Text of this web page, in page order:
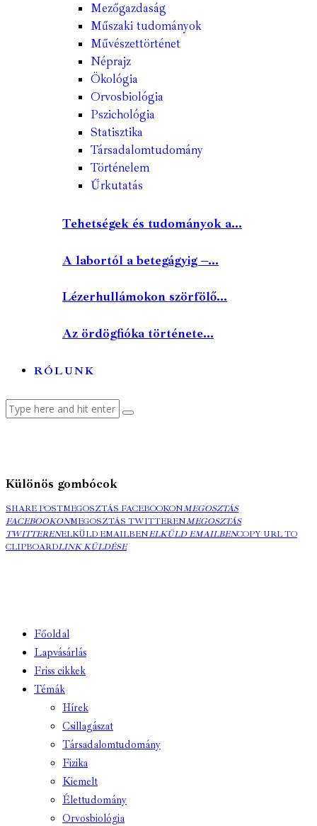
Mezőgazdaság
Műszaki tudományok
Művészettörténet
Néprajz
Ökológia
Orvosbiológia
Pszichológia
Statisztika
Társadalomtudomány
Történelem
Űrkutatás
Tehetségek és tudományok a...
A labortól a betegágyig –...
Lézerhullámokon szörfölő...
Az ördögfióka története...
RÓLUNK
Különös gombócok
SHARE POSTMEGOSZTÁS FACEBOOKONMEGOSZTÁS
FACEBOOKONMEGOSZTÁS TWITTERENMEGOSZTÁS
TWITTERENELKÜLD EMAILBENELKÜLD EMAILBENCOPY URL TO
CLIPBOARDLINK KÜLDÉSE
Főoldal
Lapvásárlás
Friss cikkek
Témák
Hírek
Csillagászat
Társadalomtudomány
Fizika
Kiemelt
Élettudomány
Orvosbiológia